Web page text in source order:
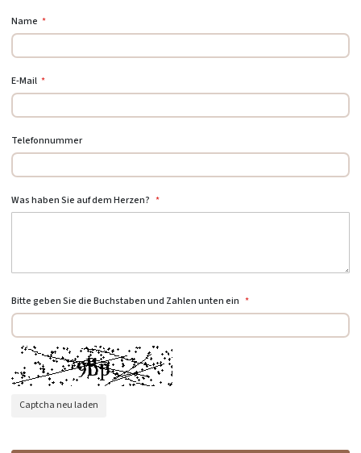
Name
E-Mail
Telefonnummer
Was haben Sie auf dem Herzen?
Bitte geben Sie die Buchstaben und Zahlen unten ein
Captcha neu laden